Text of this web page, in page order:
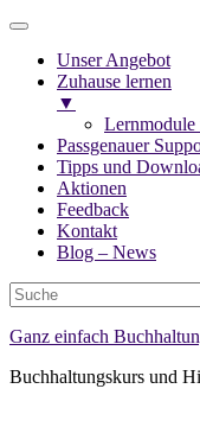
Unser Angebot
Zuhause lernen
▼
Lernmodule
Passgenauer
Tipps und
Aktionen
Feedback
Kontakt
Blog – News
Ganz einfach
Buchhaltungskurs und